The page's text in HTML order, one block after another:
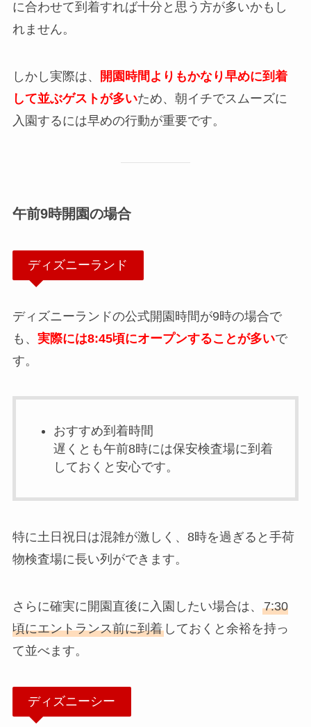
に合わせて到着すれば十分と思う方が多いかもし
れません。
しかし実際は、
開園時間よりもかなり早めに到着
して並ぶゲストが多いため、朝イチでスムーズに
入園するには早めの行動が重要です。
午前9時開園の場合
ディズニーランド
ディズニーランドの公式開園時間が9時の場合で
も、 実際には8:45頃にオープンすることが多いで
す。
おすすめ到着時間
遅くとも午前8時には保安検査場に到着
しておくと安心です。
特に土日祝日は混雑が激しく、8時を過ぎると手荷
物検査場に長い列ができます。
さらに確実に開園直後に入園したい場合は、 7:30
頃にエントランス前に到着しておくと余裕を持っ
て並べます。
ディズニーシー